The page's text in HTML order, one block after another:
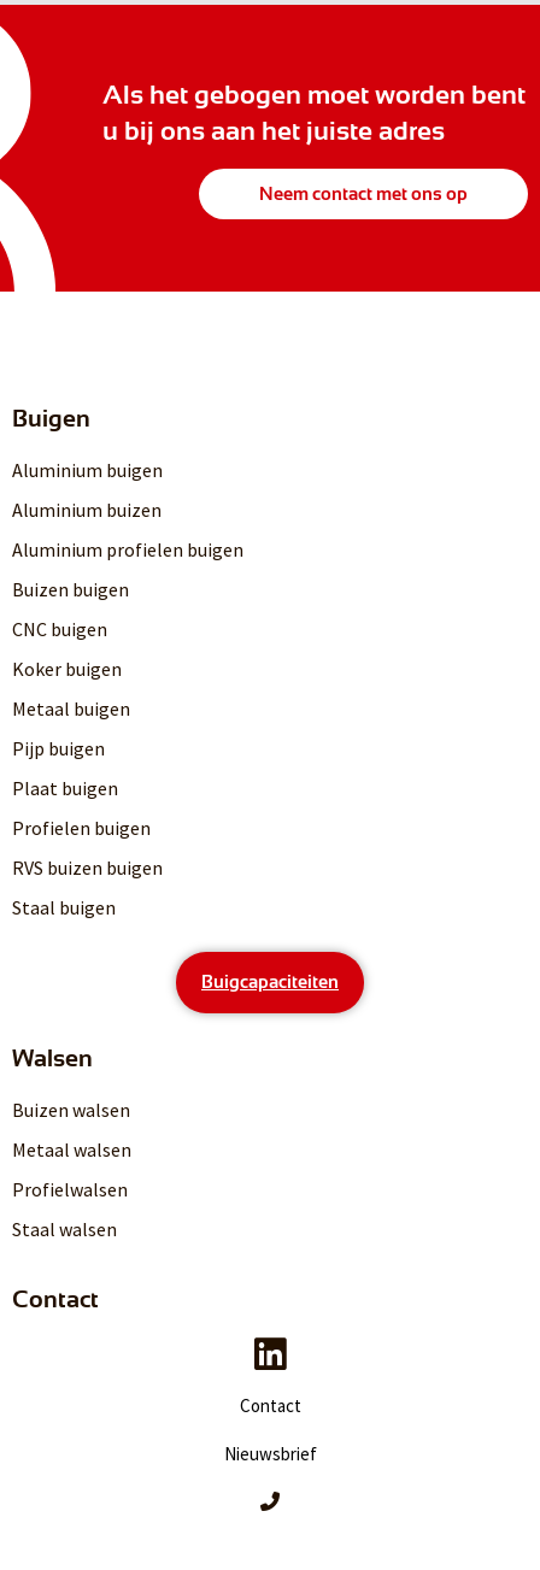
Als het gebogen moet worden bent
u bij ons aan het juiste adres
Neem contact met ons op
Buigen
Aluminium buigen
Aluminium buizen
Aluminium profielen buigen
Buizen buigen
CNC buigen
Koker buigen
Metaal buigen
Pijp buigen
Plaat buigen
Profielen buigen
RVS buizen buigen
Staal buigen
Buigcapaciteiten
Walsen
Buizen walsen
Metaal walsen
Profielwalsen
Staal walsen
Contact
Contact
Nieuwsbrief